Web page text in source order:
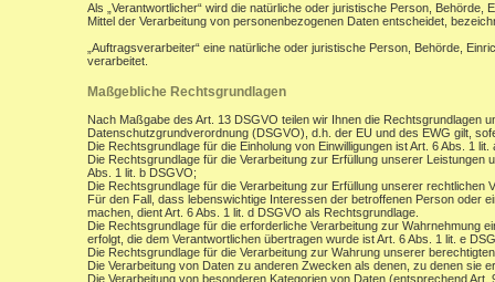
Als „Verantwortlicher“ wird die natürliche oder juristische Person,
Mittel der Verarbeitung von personenbezogenen Daten entscheidet,
„Auftragsverarbeiter“ eine natürliche oder juristische Person, Behörde,
verarbeitet.
Maßgebliche Rechtsgrundlagen
Nach Maßgabe des Art. 13 DSGVO teilen wir Ihnen die
Datenschutzgrundverordnung (DSGVO), d.h. der EU und des EWG gilt,
Die Rechtsgrundlage für die Einholung von Einwilligungen ist Art. 6 Abs. 1
Die Rechtsgrundlage für die Verarbeitung zur Erfüllung unserer
Abs. 1 lit. b DSGVO;
Die Rechtsgrundlage für die Verarbeitung zur Erfüllung unserer rechtlichen
Für den Fall, dass lebenswichtige Interessen der betroffenen Person oder
machen, dient Art. 6 Abs. 1 lit. d DSGVO als Rechtsgrundlage.
Die Rechtsgrundlage für die erforderliche Verarbeitung zur Wahrnehmung
erfolgt, die dem Verantwortlichen übertragen wurde ist Art. 6 Abs. 1 lit. e
Die Rechtsgrundlage für die Verarbeitung zur Wahrung unserer
Die Verarbeitung von Daten zu anderen Zwecken als denen, zu denen sie
Die Verarbeitung von besonderen Kategorien von Daten (entsprechend